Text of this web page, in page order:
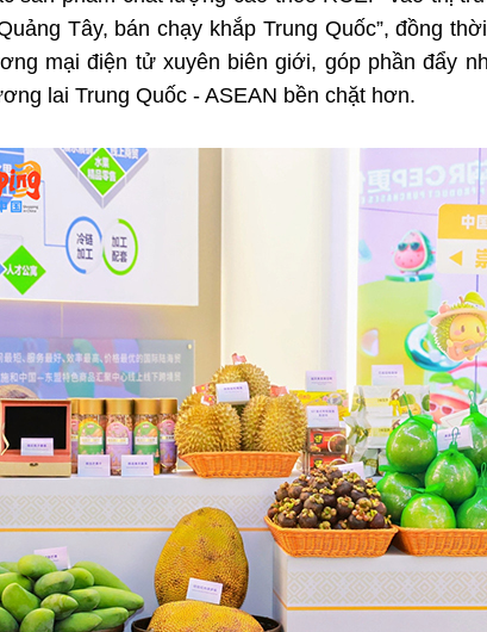
Tây, bán chạy khắp Trung Quốc”, đồng
mại điện tử xuyên biên giới, góp phần đẩy
lai Trung Quốc - ASEAN bền chặt hơn.